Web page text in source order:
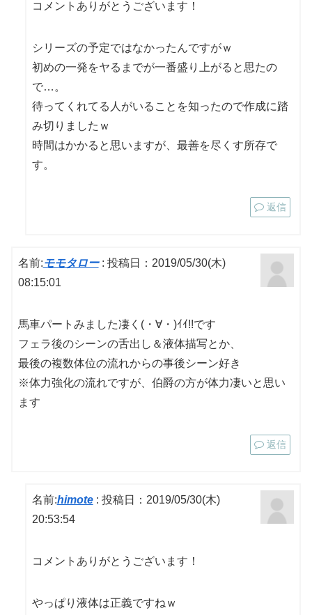
コメントありがとうございます！
シリーズの予定ではなかったんですがｗ
初めの一発をヤるまでが一番盛り上がると思たの
で…。
待ってくれてる人がいることを知ったので作成に踏
み切りましたｗ
時間はかかると思いますが、最善を尽くす所存で
す。
返信
名前:モモタロー: 投稿日：2019/05/30(木)
08:15:01
馬車パートみました凄く(・∀・)ｲｲ!!です
フェラ後のシーンの舌出し＆液体描写とか、
最後の複数体位の流れからの事後シーン好き
※体力強化の流れですが、伯爵の方が体力凄いと思い
ます
返信
名前:himote: 投稿日：2019/05/30(木)
20:53:54
コメントありがとうございます！
やっぱり液体は正義ですねｗ